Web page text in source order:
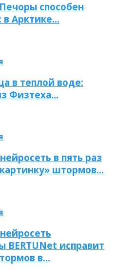
способен
в Арктике…
в теплой воде:
Физтеха…
в пять раз
штормов…
BERTUNet исправит
в…